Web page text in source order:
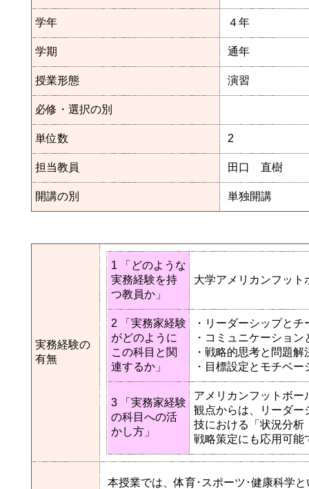
学年 ４年
学期 通年
授業形態 演習
必修・選択の別
単位数 2
担当教員 田口 直樹
開講の別 単独開講
実務経験の
有無
1 「どのような
実務経験を持
つ教員か」
大学アメリカンフット
2 「実務家経験
がどのように
この科目と関
連するか」
・リーダーシップと
・コミュニケーション
・戦略的思考と問題解
・目標設定とモチベー
3 「実務家経験
の科目への活
かし方」
アメリカンフットボ
観点からは、リーダー
技における「状況分
戦略策定にも応用可能
本授業では、体育･スポーツ･健康科学